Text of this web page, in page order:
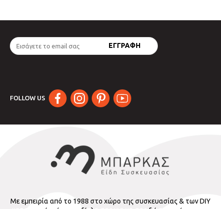
FOLLOW US
Με εμπειρία από το 1988 στο χώρο της συσκευασίας & των DIY